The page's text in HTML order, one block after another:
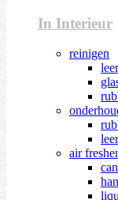
In Interieur
reinigen
air